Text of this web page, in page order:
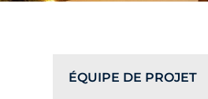
ÉQUIPE DE PROJET